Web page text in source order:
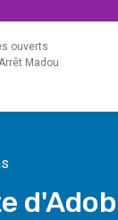
ouverts
Madou